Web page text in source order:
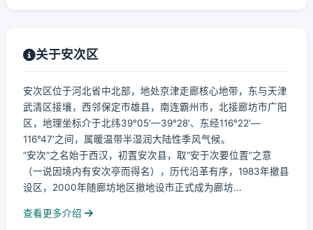
关于安次区
安次区位于河北省中北部，地处京津走廊核心地带，东与天津
武清区接壤，西邻保定市雄县，南连霸州市，北接廊坊市广阳
区，地理坐标介于北纬39°05′—39°28′、东经116°22′—
116°47′之间，属暖温带半湿润大陆性季风气候。
“安次”之名始于西汉，初置安次县，取“安于次要位置”之意
（一说因境内有安次亭而得名），历代沿革有序，1983年撤县
设区，2000年随廊坊地区撤地设市正式成为廊坊...
查看更多介绍